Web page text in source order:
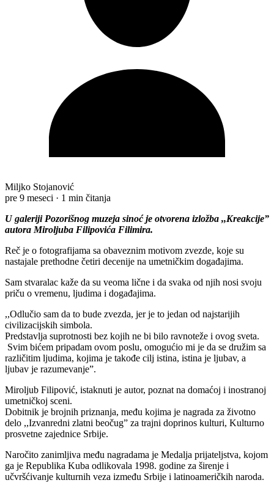
Miljko Stojanović
pre 9 meseci · 1 min čitanja
U galeriji Pozorišnog muzeja sinoć je otvorena izložba ,,Kreakcije”
autora Miroljuba Filipovića Filimira.
Reč je o fotografijama sa obaveznim motivom zvezde, koje su
nastajale prethodne četiri decenije na umetničkim događajima.
Sam stvaralac kaže da su veoma lične i da svaka od njih nosi svoju
priču o vremenu, ljudima i događajima.
,,Odlučio sam da to bude zvezda, jer je to jedan od najstarijih
civilizacijskih simbola.
Predstavlja suprotnosti bez kojih ne bi bilo ravnoteže i ovog sveta.
Svim bićem pripadam ovom poslu, omogućio mi je da se družim sa
različitim ljudima, kojima je takođe cilj istina, istina je ljubav, a
ljubav je razumevanje”.
Miroljub Filipović, istaknuti je autor, poznat na domaćoj i inostranoj
umetničkoj sceni.
Dobitnik je brojnih priznanja, među kojima je nagrada za životno
delo ,,Izvanredni zlatni beočug” za trajni doprinos kulturi, Kulturno
prosvetne zajednice Srbije.
Naročito zanimljiva među nagradama je Medalja prijateljstva, kojom
ga je Republika Kuba odlikovala 1998. godine za širenje i
učvršćivanje kulturnih veza između Srbije i latinoameričkih naroda.